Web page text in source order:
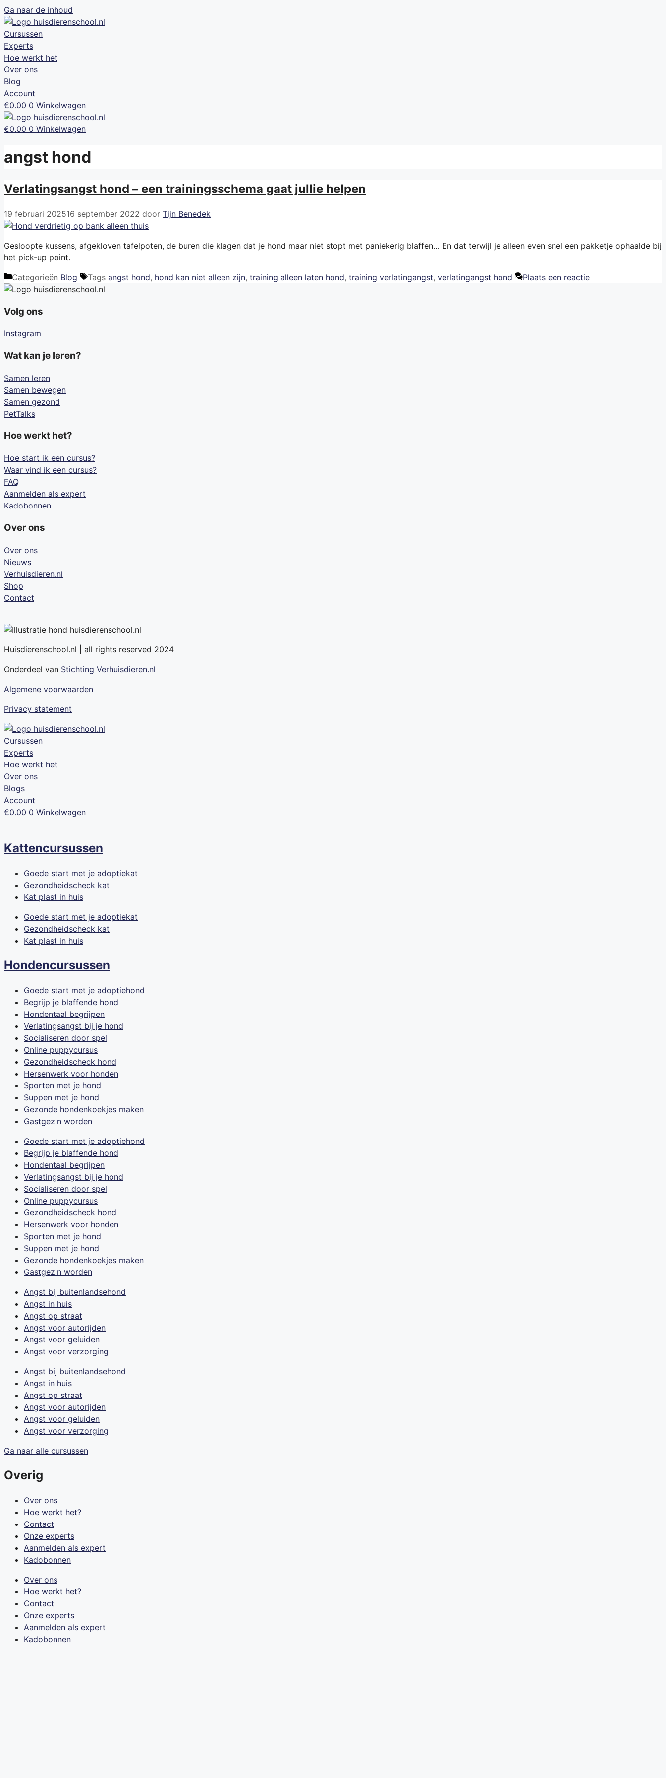
Ga naar de inhoud
Cursussen
Experts
Hoe werkt het
Over ons
Blog
Account
€0.00 0 Winkelwagen
€0.00 0 Winkelwagen
angst hond
Verlatingsangst hond – een trainingsschema gaat jullie helpen
19 februari 202516 september 2022 door Tijn Benedek
Gesloopte kussens, afgekloven tafelpoten, de buren die klagen dat je hond maar niet stopt met paniekerig blaffen… En dat terwijl je alleen even snel een pakketje ophaalde bij
het pick-up point.
Categorieën Blog Tags angst hond, hond kan niet alleen zijn, training alleen laten hond, training verlatingangst, verlatingangst hond Plaats een reactie
Volg ons
Instagram
Wat kan je leren?
Samen leren
Samen bewegen
Samen gezond
PetTalks
Hoe werkt het?
Hoe start ik een cursus?
Waar vind ik een cursus?
FAQ
Aanmelden als expert
Kadobonnen
Over ons
Over ons
Nieuws
Verhuisdieren.nl
Shop
Contact
Huisdierenschool.nl | all rights reserved 2024
Onderdeel van Stichting Verhuisdieren.nl
Algemene voorwaarden
Privacy statement
Cursussen
Experts
Hoe werkt het
Over ons
Blogs
Account
€0.00 0 Winkelwagen
Kattencursussen
Goede start met je adoptiekat
Gezondheidscheck kat
Kat plast in huis
Goede start met je adoptiekat
Gezondheidscheck kat
Kat plast in huis
Hondencursussen
Goede start met je adoptiehond
Begrijp je blaffende hond
Hondentaal begrijpen
Verlatingsangst bij je hond
Socialiseren door spel
Online puppycursus
Gezondheidscheck hond
Hersenwerk voor honden
Sporten met je hond
Suppen met je hond
Gezonde hondenkoekjes maken
Gastgezin worden
Goede start met je adoptiehond
Begrijp je blaffende hond
Hondentaal begrijpen
Verlatingsangst bij je hond
Socialiseren door spel
Online puppycursus
Gezondheidscheck hond
Hersenwerk voor honden
Sporten met je hond
Suppen met je hond
Gezonde hondenkoekjes maken
Gastgezin worden
Angst bij buitenlandsehond
Angst in huis
Angst op straat
Angst voor autorijden
Angst voor geluiden
Angst voor verzorging
Angst bij buitenlandsehond
Angst in huis
Angst op straat
Angst voor autorijden
Angst voor geluiden
Angst voor verzorging
Ga naar alle cursussen
Overig
Over ons
Hoe werkt het?
Contact
Onze experts
Aanmelden als expert
Kadobonnen
Over ons
Hoe werkt het?
Contact
Onze experts
Aanmelden als expert
Kadobonnen